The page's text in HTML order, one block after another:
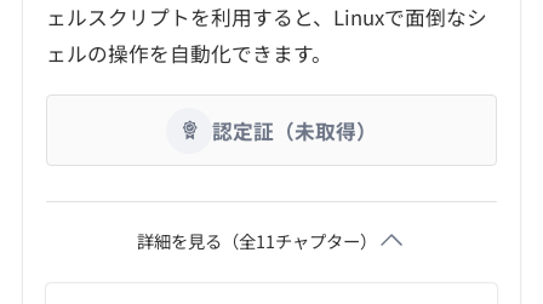
ェルスクリプトを利用すると、Linuxで面倒なシ
認定証（未取得）
詳細を見る（全11チャプター）